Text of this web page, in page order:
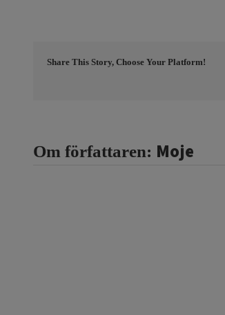
Share This Story, Choose Your Platform!
Om författaren: Moje